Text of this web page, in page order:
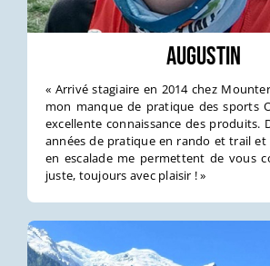
Augustin
« Arrivé stagiaire en 2014 chez
mon manque de pratique des sports
excellente connaissance des produits.
années de pratique en rando et trail
en escalade me permettent de vous
juste, toujours avec plaisir ! »